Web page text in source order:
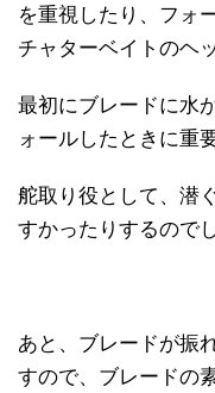
を重視したり、フォ
チャターベイトのヘ
最初にブレードに水
ォールしたときに重
舵取り役として、潜
すかったりするので
あと、ブレードが振
すので、ブレードの